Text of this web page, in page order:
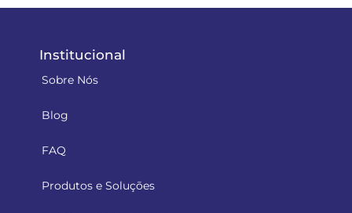
Institucional
Sobre Nós
Blog
FAQ
Produtos e Soluções